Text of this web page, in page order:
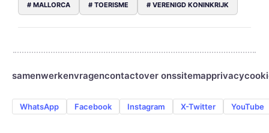
# MALLORCA # TOERISME # VERENIGD KONINKRIJK
samenwerkenvragencontactover onssitemapprivacy
WhatsApp Facebook Instagram X-Twitter YouTube